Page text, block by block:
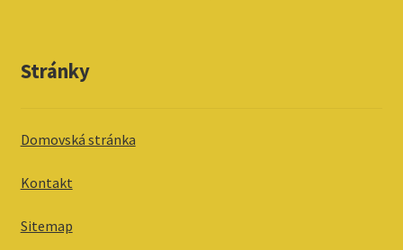
Stránky
Domovská stránka
Kontakt
Sitemap